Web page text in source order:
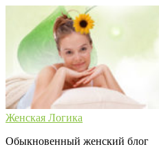
Женская Логика
Обыкновенный женский блог